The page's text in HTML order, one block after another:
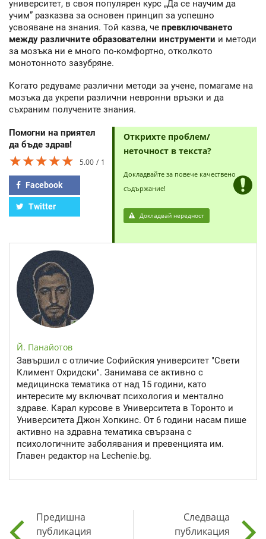
университет, в своя популярен курс „Да се научим да
учим” разказва за основен принцип за успешно
усвояване на знания. Той казва, че превключването
между различните образователни инструменти и методи
за мозъка ни е много по-комфортно, отколкото
монотонното зазубряне.
Когато редуваме различни методи за учене, помагаме на
мозъка да укрепи различни невронни връзки и да
съхраним получените знания.
Помогни на приятел
да бъде здрав!
★★★★★
★★★★★
★★★★★ 5.00 1
Facebook
Twitter
Открихте проблем/
неточност в текста?
Докладвайте за повече качествено
съдържание!
Докладвай нередност
Й. Панайотов
Завършил с отличие Софийския университет "Свети
Климент Охридски". Занимава се активно с
медицинска тематика от над 15 години, като
интересите му включват психология и ментално
здраве. Карал курсове в Университета в Торонто и
Университета Джон Хопкинс. От 6 години насам пише
активно на здравна тематика свързана с
психологичните заболявания и превенцията им.
Главен редактор на Lechenie.bg.
Предишна
публикация
Следваща
публикация